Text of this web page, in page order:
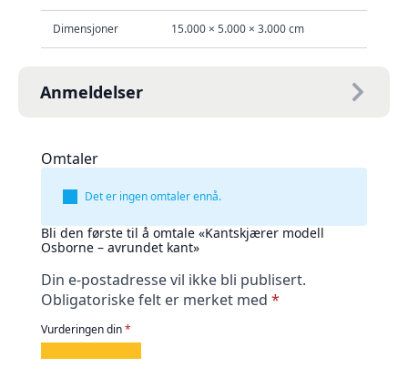
Dimensjoner 15.000 × 5.000 × 3.000 cm
Anmeldelser
Omtaler
Det er ingen omtaler ennå.
Bli den første til å omtale «Kantskjærer modell
Osborne – avrundet kant»
Din e-postadresse vil ikke bli publisert.
Obligatoriske felt er merket med *
Vurderingen din*